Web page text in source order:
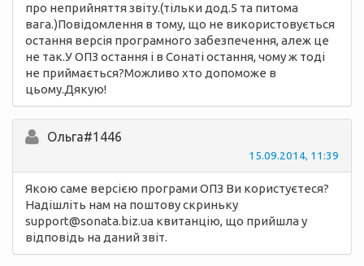
про неприйняття звіту.(тільки дод.5 та питома
вага.)Повідомлення в тому, що не використовується
остання версія програмного забезпечення, алеж це
не так.У ОПЗ остання і в Сонаті остання, чому ж тоді
не приймається?Можливо хто допоможе в
цьому.Дякую!
Ольга#1446
15.09.2014, 11:39
Якою саме версією програми ОПЗ Ви користуєтеся?
Надішліть нам на поштову скриньку
support@sonata.biz.ua квитанцію, що прийшла у
відповідь на даний звіт.